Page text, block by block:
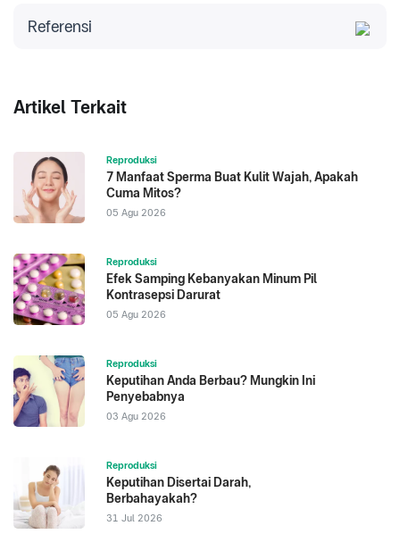
Referensi
Cleveland Clinic. Diakses 2023. Androgens.
Pathogenesis of PCOS
Artikel Terkait
Reproduksi
7 Manfaat Sperma Buat Kulit Wajah, Apakah
Cuma Mitos?
05 Agu 2026
Reproduksi
Efek Samping Kebanyakan Minum Pil
Kontrasepsi Darurat
05 Agu 2026
Reproduksi
Keputihan Anda Berbau? Mungkin Ini
Penyebabnya
03 Agu 2026
Reproduksi
Keputihan Disertai Darah,
Berbahayakah?
31 Jul 2026